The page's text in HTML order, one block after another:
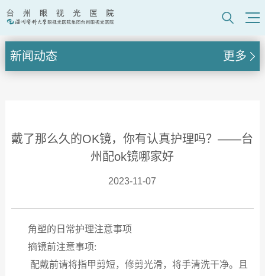
新闻动态 更多
戴了那么久的OK镜，你有认真护理吗？——台
州配ok镜哪家好
2023-11-07
角塑的日常护理注意事项
摘镜前注意事项:
配戴前请将指甲剪短，修剪光滑，将手清洗干净。且